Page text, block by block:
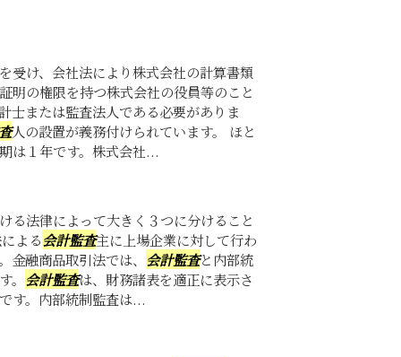
受け、会社法により株式会社の計算書類
明の権限を持つ株式会社の役員等のこと
士または監査法人である必要がありま
人の設置が義務付けられています。 ほと
は１年です。株式会社...
る法律によって大きく３つに分けること
よる会計監査主に上場企業に対して行わ
金融商品取引法では、 会計監査と内部統
会計監査は、財務諸表を適正に表示さ
す。内部統制監査は...